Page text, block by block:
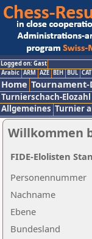
Logged on: Gast
Arabic ARM AZE BIH BUL CAT
Home Tournament-
Turnierschach-Elozahl
Allgemeines Turnier
Willkommen
Nachname
Ebene
Personennummer
Bundesland
FIDE-Elolisten